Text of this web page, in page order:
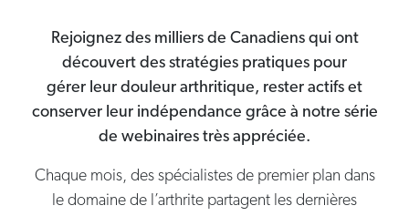
Rejoignez des milliers de Canadiens qui ont
découvert des stratégies pratiques pour
gérer leur douleur arthritique, rester actifs et
conserver leur indépendance grâce à notre série
de webinaires très appréciée.
Chaque mois, des spécialistes de premier plan dans
le domaine de l’arthrite partagent les dernières